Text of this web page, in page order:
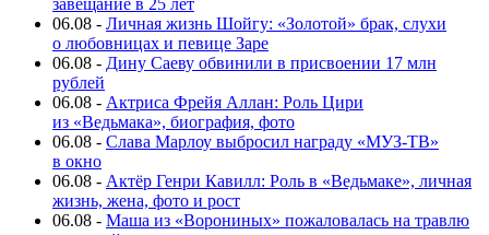
завещание в 25 лет
06.08 - Личная жизнь Шойгу: «Золотой» брак, слухи
о любовницах и певице Заре
06.08 - Дину Саеву обвинили в присвоении 17 млн
рублей
06.08 - Актриса Фрейя Аллан: Роль Цири
из «Ведьмака», биография, фото
06.08 - Слава Марлоу выбросил награду «МУЗ-ТВ»
в окно
06.08 - Актёр Генри Кавилл: Роль в «Ведьмаке», личная
жизнь, жена, фото и рост
06.08 - Маша из «Ворониных» пожаловалась на травлю